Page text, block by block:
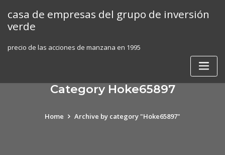
content
casa de empresas del grupo de inversión
verde
precio de las acciones de manzana en 1995
Category Hoke65897
Home Archive by category "Hoke65897"